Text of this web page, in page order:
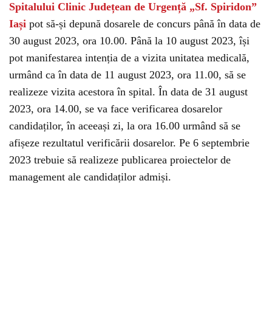
Spitalului Clinic Județean de Urgență „Sf. Spiridon”
Iași pot să-și depună dosarele de concurs până în data de
30 august 2023, ora 10.00. Până la 10 august 2023, își
pot manifestarea intenția de a vizita unitatea medicală,
urmând ca în data de 11 august 2023, ora 11.00, să se
realizeze vizita acestora în spital. În data de 31 august
2023, ora 14.00, se va face verificarea dosarelor
candidaților, în aceeași zi, la ora 16.00 urmând să se
afișeze rezultatul verificării dosarelor. Pe 6 septembrie
2023 trebuie să realizeze publicarea proiectelor de
management ale candidaților admiși.